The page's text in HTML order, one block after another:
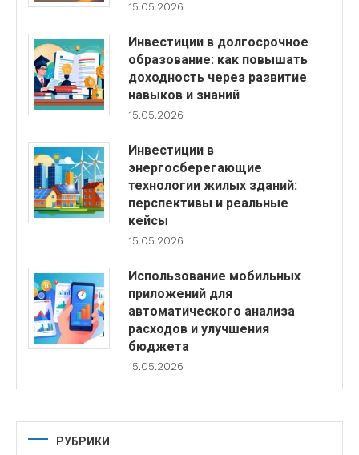
15.05.2026
Инвестиции в долгосрочное
образование: как повышать
доходность через развитие
навыков и знаний
15.05.2026
Инвестиции в
энергосберегающие
технологии жилых зданий:
перспективы и реальные
кейсы
15.05.2026
Использование мобильных
приложений для
автоматического анализа
расходов и улучшения
бюджета
15.05.2026
РУБРИКИ